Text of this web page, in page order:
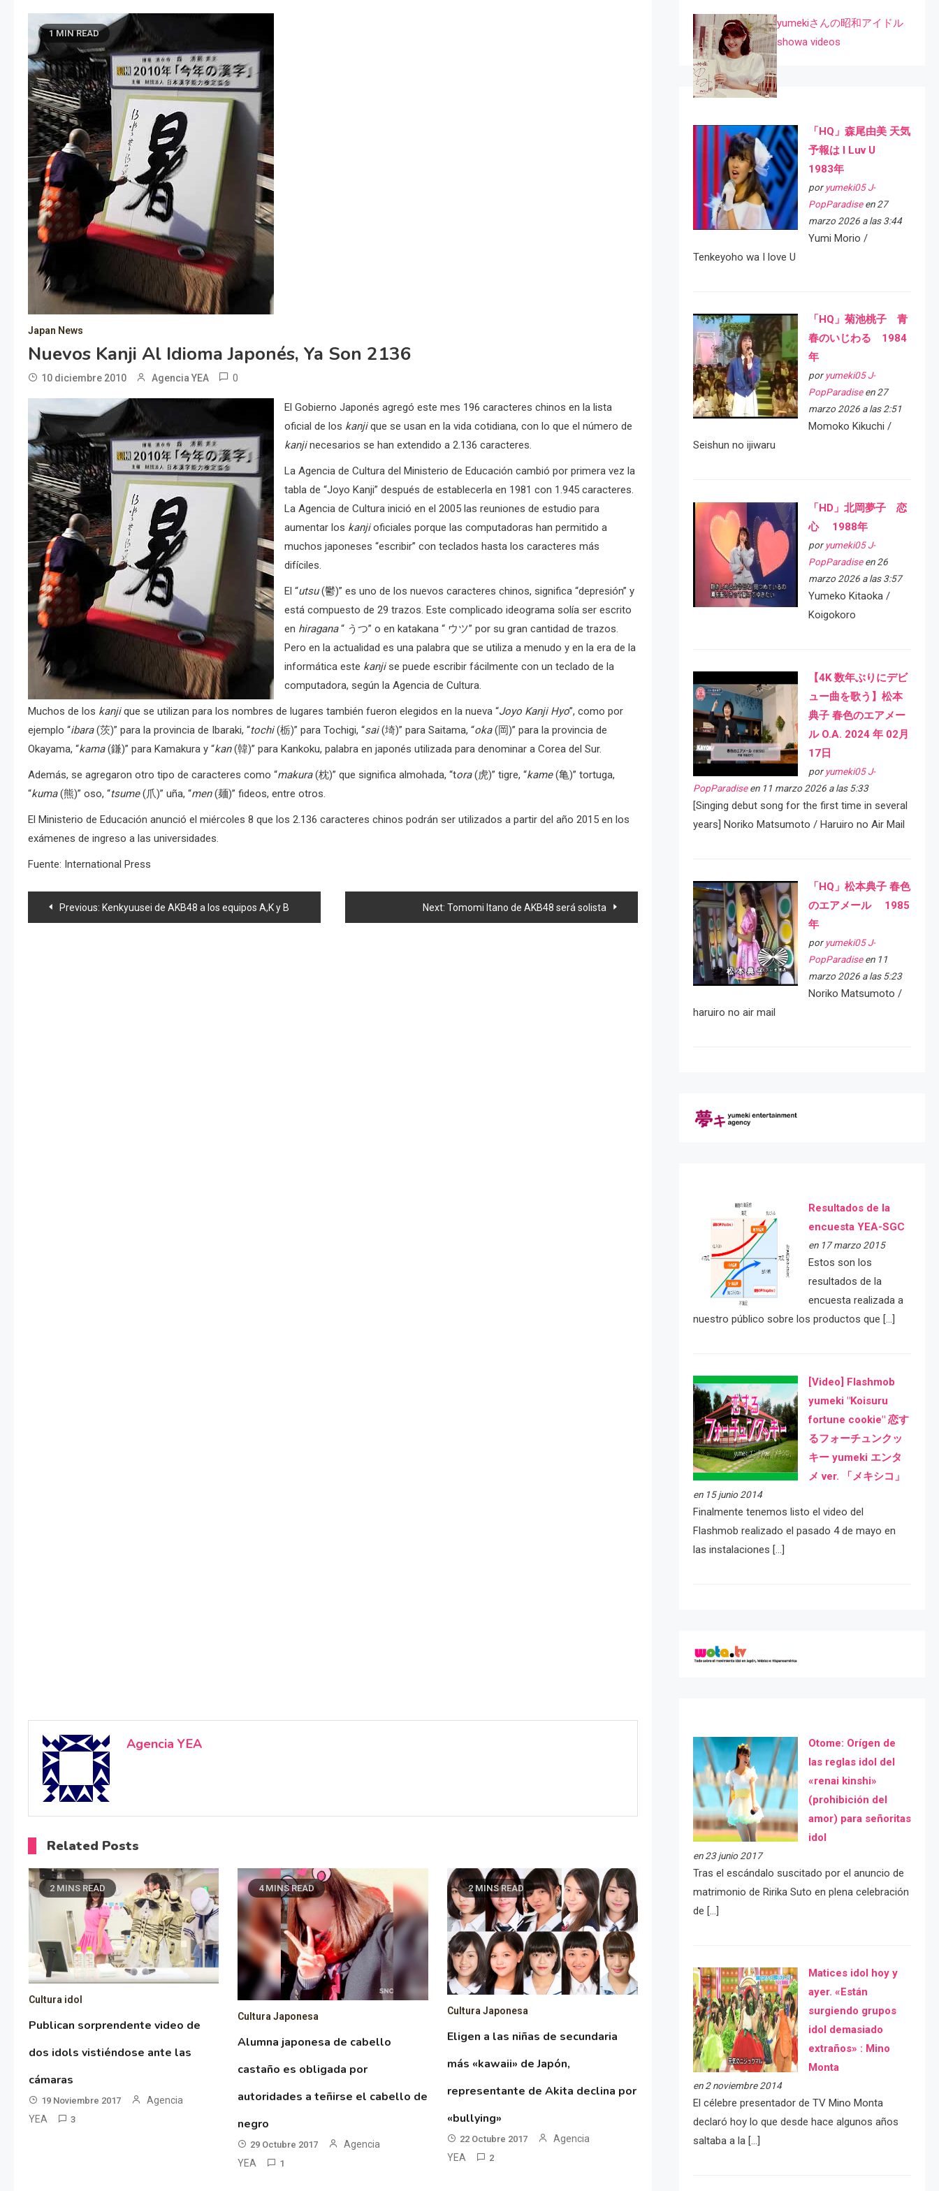
1 MIN READ
Japan News
Nuevos Kanji Al Idioma Japonés, Ya Son 2136
10 diciembre 2010 Agencia YEA 0
El Gobierno Japonés agregó este mes 196 caracteres chinos en la lista
oficial de los kanjique se usan en la vida cotidiana, con lo que el número de
kanjinecesarios se han extendido a 2.136 caracteres.
La Agencia de Cultura del Ministerio de Educación cambió por primera vez la
tabla de “Joyo Kanji” después de establecerla en 1981 con 1.945 caracteres.
La Agencia de Cultura inició en el 2005 las reuniones de estudio para
aumentar los kanjioficiales porque las computadoras han permitido a
muchos japoneses “escribir” con teclados hasta los caracteres más
difíciles.
El “utsu(鬱)” es uno de los nuevos caracteres chinos, significa “depresión” y
está compuesto de 29 trazos. Este complicado ideograma solía ser escrito
en hiragana“ うつ” o en katakana “ ウツ” por su gran cantidad de trazos.
Pero en la actualidad es una palabra que se utiliza a menudo y en la era de la
informática este kanjise puede escribir fácilmente con un teclado de la
computadora, según la Agencia de Cultura.
Muchos de los kanjique se utilizan para los nombres de lugares también fueron elegidos en la nueva “Joyo Kanji Hyo”, como por
ejemplo “ibara(茨)” para la provincia de Ibaraki, “tochi(栃)” para Tochigi, “sai(埼)” para Saitama, “oka(岡)” para la provincia de
Okayama, “kama(鎌)” para Kamakura y “kan(韓)” para Kankoku, palabra en japonés utilizada para denominar a Corea del Sur.
Además, se agregaron otro tipo de caracteres como “makura(枕)” que significa almohada, “tora(虎)” tigre, “kame(亀)” tortuga,
“kuma(熊)” oso, “tsume(爪)” uña, “men(麺)” fideos, entre otros.
El Ministerio de Educación anunció el miércoles 8 que los 2.136 caracteres chinos podrán ser utilizados a partir del año 2015 en los
exámenes de ingreso a las universidades.
Fuente: International Press
Navegación
Previous: Kenkyuusei de AKB48 a los equipos A,K y B Next: Tomomi Itano de AKB48 será solista
Agencia YEA
Related Posts
2 MINS READ
Cultura idol
Publican sorprendente video de
dos idols vistiéndose ante las
cámaras
19 Noviembre 2017
Agencia
YEA
3
4 MINS READ
Cultura Japonesa
Alumna japonesa de cabello
castaño es obligada por
autoridades a teñirse el cabello de
negro
29 Octubre 2017
Agencia
YEA
1
2 MINS READ
Cultura Japonesa
Eligen a las niñas de secundaria
más «kawaii» de Japón,
representante de Akita declina por
«bullying»
22 Octubre 2017
Agencia
YEA
2
yumekiさんの昭和アイドル
showa videos
「HQ」森尾由美 天気
予報は I Luv U
1983年
por yumeki05 J-
PopParadiseen 27
marzo 2026 a las 3:44
Yumi Morio /
Tenkeyoho wa I love U
「HQ」菊池桃子 青
春のいじわる 1984
年
por yumeki05 J-
PopParadiseen 27
marzo 2026 a las 2:51
Momoko Kikuchi /
Seishun no ijiwaru
「HD」北岡夢子 恋
心 1988年
por yumeki05 J-
PopParadiseen 26
marzo 2026 a las 3:57
Yumeko Kitaoka /
Koigokoro
【4K 数年ぶりにデビ
ュー曲を歌う】松本
典子 春色のエアメー
ル O.A. 2024 年 02月
17日
por yumeki05 J-
PopParadiseen 11 marzo 2026 a las 5:33
[Singing debut song for the first time in several
years] Noriko Matsumoto / Haruiro no Air Mail
「HQ」松本典子 春色
のエアメール 1985
年
por yumeki05 J-
PopParadiseen 11
marzo 2026 a las 5:23
Noriko Matsumoto /
haruiro no air mail
Resultados de la
encuesta YEA-SGC
en 17 marzo 2015
Estos son los
resultados de la
encuesta realizada a
nuestro público sobre los productos que […]
[Video] Flashmob
yumeki "Koisuru
fortune cookie" 恋す
るフォーチュンクッ
キー yumeki エンタ
メ ver. 「メキシコ」
en 15 junio 2014
Finalmente tenemos listo el video del
Flashmob realizado el pasado 4 de mayo en
las instalaciones […]
Otome: Orígen de
las reglas idol del
«renai kinshi»
(prohibición del
amor) para señoritas
idol
en 23 junio 2017
Tras el escándalo suscitado por el anuncio de
matrimonio de Ririka Suto en plena celebración
de […]
Matices idol hoy y
ayer. «Están
surgiendo grupos
idol demasiado
extraños» : Mino
Monta
en 2 noviembre 2014
El célebre presentador de TV Mino Monta
declaró hoy lo que desde hace algunos años
saltaba a la […]